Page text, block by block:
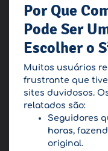
Por Que
Pode Ser
Escolher o
Muitos usuários
frustrante que
sites duvidosos.
relatados são:
Seguidores
horas,
original.